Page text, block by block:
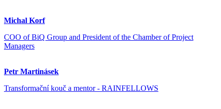
Michal Korf
COO of BiQ Group and President of the Chamber of Project
Managers
Petr Martinásek
Transformační kouč a mentor - RAINFELLOWS